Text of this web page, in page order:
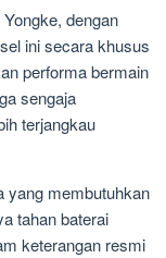
dengan
ini secara khusus
performa bermain
sengaja
terjangkau
yang membutuhkan
tahan baterai
keterangan resmi